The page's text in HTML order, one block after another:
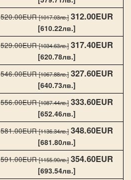
520.00EUR[1017.03лв.] 312.00EUR
[610.22лв.]
529.00EUR[1034.63лв.] 317.40EUR
[620.78лв.]
546.00EUR[1067.88лв.] 327.60EUR
[640.73лв.]
556.00EUR[1087.44лв.] 333.60EUR
[652.46лв.]
581.00EUR[1136.34лв.] 348.60EUR
[681.80лв.]
591.00EUR[1155.90лв.] 354.60EUR
[693.54лв.]